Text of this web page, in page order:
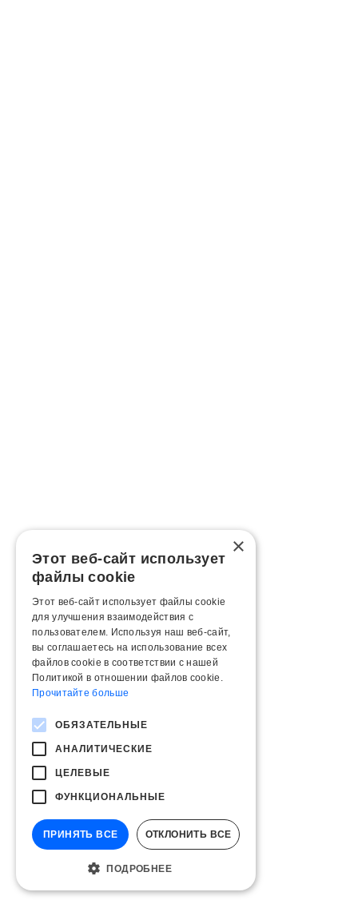
×
Этот веб-сайт использует
файлы cookie
Этот веб-сайт использует файлы cookie
для улучшения взаимодействия с
пользователем. Используя наш веб-сайт,
вы соглашаетесь на использование всех
файлов cookie в соответствии с нашей
Политикой в ​​отношении файлов cookie.
Прочитайте больше
ОБЯЗАТЕЛЬНЫЕ
АНАЛИТИЧЕСКИЕ
ЦЕЛЕВЫЕ
ФУНКЦИОНАЛЬНЫЕ
ПРИНЯТЬ ВСЕ ОТКЛОНИТЬ ВСЕ
ПОДРОБНЕЕ